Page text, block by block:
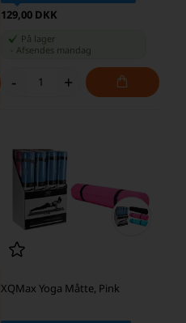
129,00 DKK
På lager
Afsendes mandag
- +
XQMax Yoga Måtte, Pink